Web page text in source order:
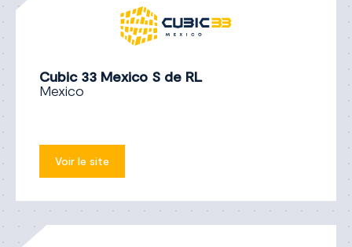
Cubic 33 Mexico S de RL
Mexico
Voir le site